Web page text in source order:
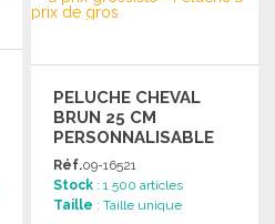
Demander un devis
PELUCHE CHEVAL
BRUN 25 CM
PERSONNALISABLE
Réf.09-16521
Stock : 1 500 articles
Taille : Taille unique